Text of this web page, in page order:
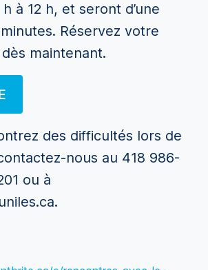
à 12 h, et seront d’une
Réservez votre
maintenant.
des difficultés lors de
nous au 418 986-
ou à